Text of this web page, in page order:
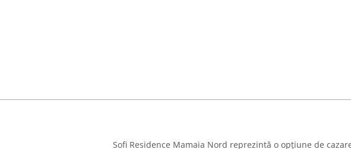
Sofi Residence Mamaia Nord reprezintă o opțiune de